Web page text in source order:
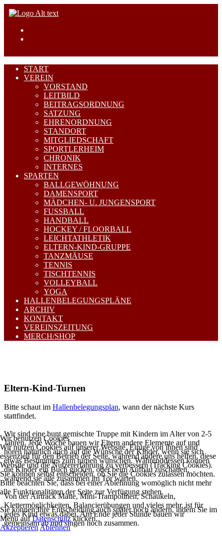
START
VEREIN
VORSTAND
LEITBILD
BEITRAGSORDNUNG
SATZUNG
EHRENORDNUNG
STANDORT
MITGLIEDSCHAFT
SPORTLERHEIM
CHRONIK
INTERNES
SPARTEN
BALLGEWÖHNUNG
DAMENSPORT
MÄDCHEN- U. JUNGENSPORT
FUSSBALL
HANDBALL
HOCKEY / FLOORBALL
LEICHTATHLETIK
ELTERN-KIND-GRUPPE
TANZMÄUSE
TENNIS
TISCHTENNIS
VOLLEYBALL
YOGA
HALLENBELEGUNGSPLÄNE
ARCHIV
KONTAKT
VEREINSZEITUNG
MERCH/SHOP
Eltern-Kind-Turnen
Bitte schaut im Hallenbelegungsplan, wann der nächste Kurs
stattfindet.
Wir sind eine bunt gemischte Truppe mit Kindern im Alter von 2-5
Jahren. Jede Woche bauen wir Eltern andere Elemente auf und
hören natürlich auch auf die Wünsche der Kinder, wenn sie sich
etwas Bestimmtes zum turnen wünschen. Währenddessen können
die Kinder ein Buch gucken, oder beim Aufbau zuschauen,
während sie alle zusammen im Tor warten.
Von der Airtrack Matte, Mini-Trampolinen, Schaukeln,
Klettermöglichkeiten, Balancierübungen und vieles mehr, ist für
jedes Kind etwas dabei. Am Ende jeder Stunde bauen wir
gemeinsam ab und singen noch zusammen.
Wir benutzen Cookies
Wir nutzen Cookies auf unserer Website. Einige von ihnen sind
essenziell für den Betrieb der Seite, während andere uns helfen, diese
Website und die Nutzererfahrung zu verbessern (Tracking Cookies).
Sie können selbst entscheiden, ob Sie die Cookies zulassen möchten.
Bitte beachten Sie, dass bei einer Ablehnung womöglich nicht mehr
alle Funktionalitäten der Seite zur Verfügung stehen.
Sie können Ihre Entscheidung auch später noch ändern, indem Sie im
Menü aufDatenschutzklicken.
Akzeptieren Ablehnen